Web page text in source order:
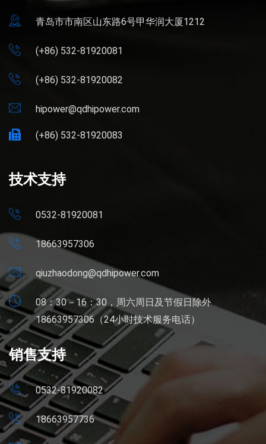
青岛市市南区山东路6号甲华润大厦1212
(+86) 532-81920081
(+86) 532-81920082
hipower@qdhipower.com
(+86) 532-81920083
技术支持
0532-81920081
18663957306
qiuzhaodong@qdhipower.com
08：30－16：30，周六周日及节假日除外
18663957306（24小时技术服务电话）
销售支持
0532-81920082
18663957736